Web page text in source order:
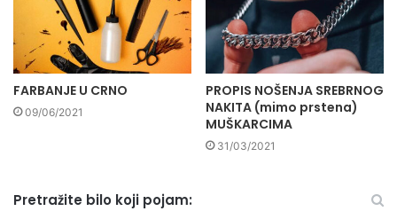
FARBANJE U CRNO
09/06/2021
PROPIS NOŠENJA SREBRNOG
NAKITA (mimo prstena)
MUŠKARCIMA
31/03/2021
Pretražite bilo koji pojam: